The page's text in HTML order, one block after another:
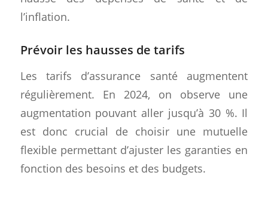
l’inflation.
Prévoir les hausses de tarifs
Les tarifs d’assurance santé augmentent
régulièrement. En 2024, on observe une
augmentation pouvant aller jusqu’à 30 %. Il
est donc crucial de choisir une mutuelle
flexible permettant d’ajuster les garanties en
fonction des besoins et des budgets.